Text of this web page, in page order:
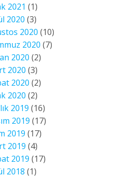
2021 (1)
2020 (3)
2020 (10)
2020 (7)
2020 (2)
2020 (3)
2020 (2)
2020 (2)
2019 (16)
2019 (17)
2019 (17)
2019 (4)
2019 (17)
2018 (1)